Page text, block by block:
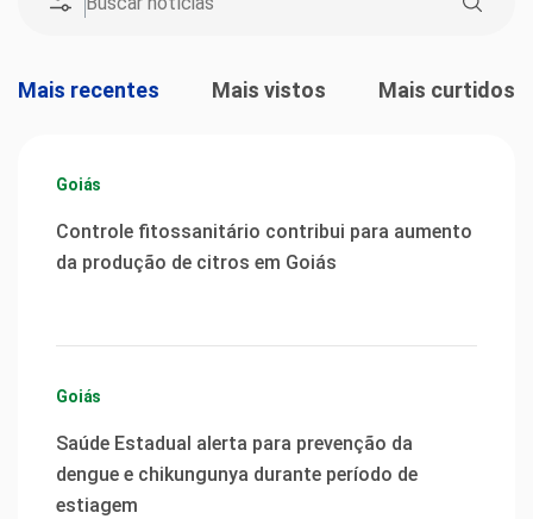
Mais recentes Mais vistos Mais curtidos
Goiás
Controle fitossanitário contribui para aumento
da produção de citros em Goiás
Goiás
Saúde Estadual alerta para prevenção da
dengue e chikungunya durante período de
estiagem